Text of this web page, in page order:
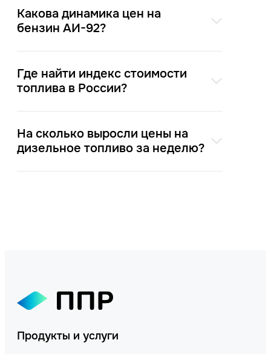
Какова динамика цен на
бензин АИ-92?
Где найти индекс стоимости
топлива в России?
На сколько выросли цены на
дизельное топливо за неделю?
Продукты и услуги